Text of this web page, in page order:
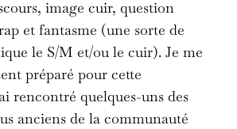
image cuir, question
et fantasme (une sorte de
le S/M et/ou le cuir). Je me
préparé pour cette
rencontré quelques-uns des
anciens de la communauté